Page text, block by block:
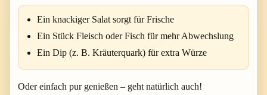
Ein knackiger Salat sorgt für Frische
Ein Stück Fleisch oder Fisch für mehr Abwechslung
Ein Dip (z. B. Kräuterquark) für extra Würze
Oder einfach pur genießen – geht natürlich auch!